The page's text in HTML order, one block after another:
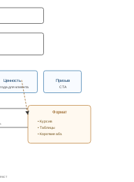
Ценность
для клиента
Призыв
CTA
Формат
• Курсив
• Таблицы
• Короткие абз.